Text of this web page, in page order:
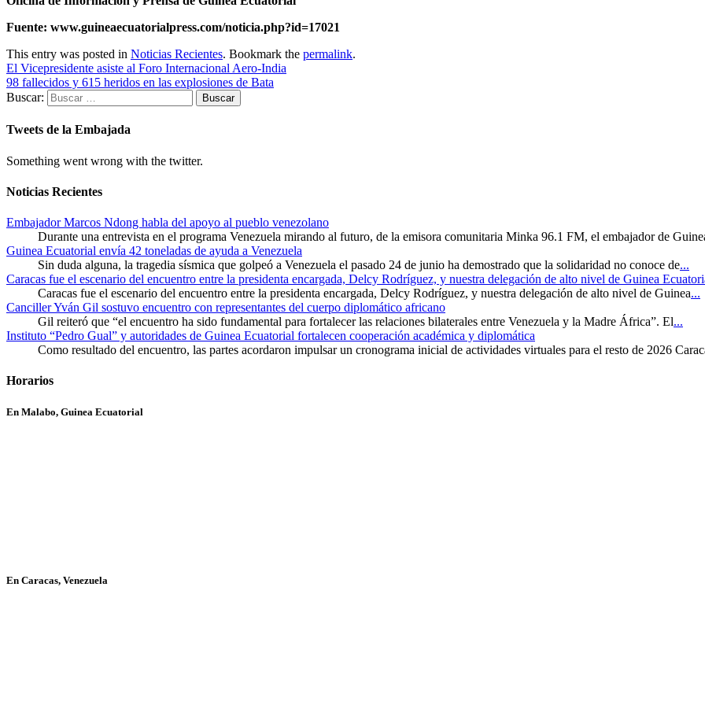
Fuente: www.guineaecuatorialpress.com/noticia.php?id=17021
This entry was posted in Noticias Recientes. Bookmark the permalink.
El Vicepresidente asiste al Foro Internacional Aero-India
98 fallecidos y 615 heridos en las explosiones de Bata
Buscar:
Tweets de la Embajada
Something went wrong with the twitter.
Noticias Recientes
Embajador Marcos Ndong habla del apoyo al pueblo venezolano
Durante una entrevista en el programa Venezuela mirando al futuro, de la emisora comunitaria Minka 96.1 FM, el embajador de
Guinea Ecuatorial envía 42 toneladas de ayuda a Venezuela
Sin duda alguna, la tragedia sísmica que golpeó a Venezuela el pasado 24 de junio ha demostrado que la solidaridad no conoce de...
Caracas fue el escenario del encuentro entre la presidenta encargada, Delcy Rodríguez, y nuestra delegación de alto nivel de Guinea
Caracas fue el escenario del encuentro entre la presidenta encargada, Delcy Rodríguez, y nuestra delegación de alto nivel de Guinea...
Canciller Yván Gil sostuvo encuentro con representantes del cuerpo diplomático africano
Gil reiteró que “el encuentro ha sido fundamental para fortalecer las relaciones bilaterales entre Venezuela y la Madre África”. El...
Instituto “Pedro Gual” y autoridades de Guinea Ecuatorial fortalecen cooperación académica y diplomática
Como resultado del encuentro, las partes acordaron impulsar un cronograma inicial de actividades virtuales para el resto de 2026
Horarios
En Malabo, Guinea Ecuatorial
En Caracas, Venezuela